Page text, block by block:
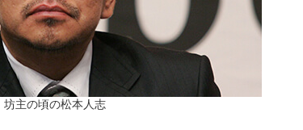
坊主の頃の松本人志